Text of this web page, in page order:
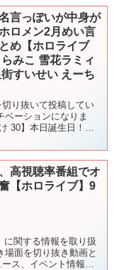
言っぽいが中身が
ロメン2月めい言
め【ホロライブ
みこ 雪花ラミィ
すいせい えーち
り抜いて投稿してい
ベーションになりま
30】本日誕生日！今
高視聴率番組でオ
【ホロライブ】9
に関する情報を取り扱
面を切り抜き動画と
ス、イベント情報、